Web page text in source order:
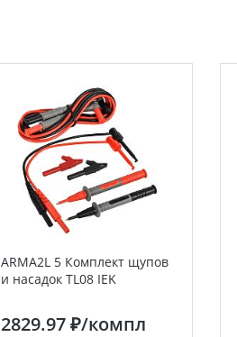
ARMA2L 5 Комплект щупов
и насадок TL08 IEK
2829.97 ₽/компл